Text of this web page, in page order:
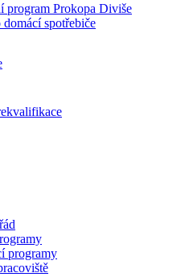
program Prokopa Diviše
spotřebiče
programy